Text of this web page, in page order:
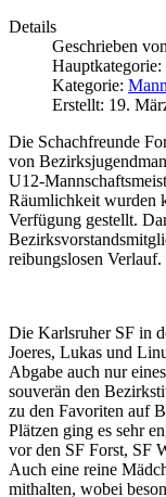
Details
Geschrieben
Hauptkategorie:
Kategorie:
Erstellt: 19.
Die Schachfreunde
von
U12-
Räumlichkeit wurden
Verfügung gestellt.
reibungslosen Verlauf.
Die Karlsruher SF in
Joeres, Lukas und
Abgabe auch nur
souverän den
zu den Favoriten auf
Plätzen ging es sehr
vor den SF Forst, SF
Auch eine reine
mithalten, wobei